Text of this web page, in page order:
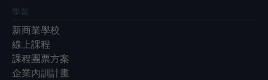
學習
新商業學校
線上課程
課程團票方案
企業內訓計畫